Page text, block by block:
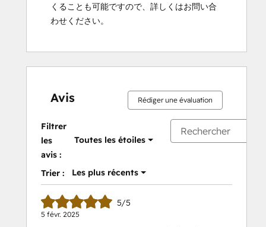
くることも可能ですので、詳しくはお問い合
わせください。
Avis Rédiger une évaluation
Filtrer
les
avis :
Toutes les étoiles
Trier : Les plus récents
5/5
5 févr. 2025